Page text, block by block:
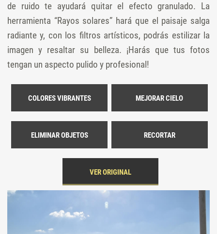
de ruido te ayudará quitar el efecto granulado. La
herramienta “Rayos solares” hará que el paisaje salga
radiante y, con los filtros artísticos, podrás estilizar la
imagen y resaltar su belleza. ¡Harás que tus fotos
tengan un aspecto pulido y profesional!
COLORES VIBRANTES MEJORAR CIELO
ELIMINAR OBJETOS RECORTAR
VER ORIGINAL